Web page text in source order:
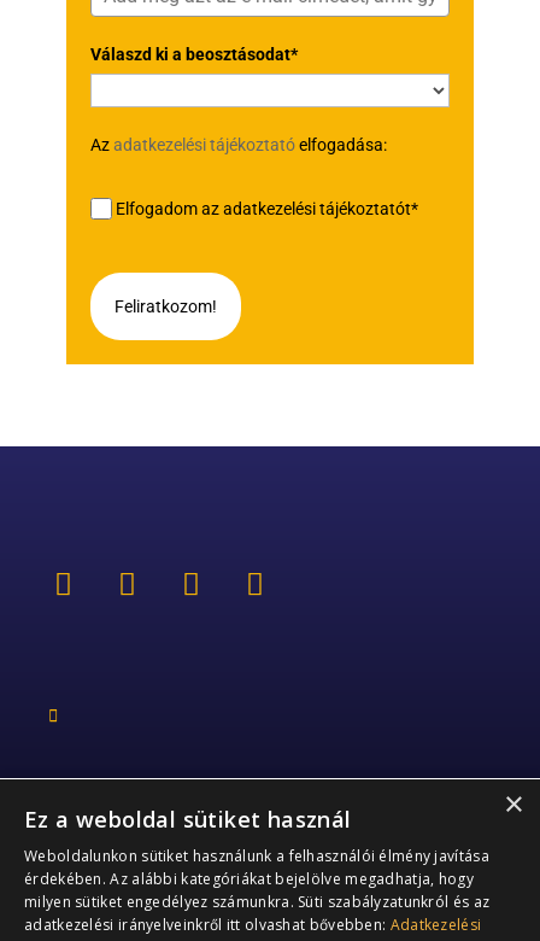
Válaszd ki a beosztásodat*
Azadatkezelési tájékoztatóelfogadása:
Elfogadom az adatkezelési tájékoztatót*
Feliratkozom!
Kapcsolat
+36 70 363 2178
×
Ez a weboldal sütiket használ
Weboldalunkon sütiket használunk a felhasználói élmény javítása
érdekében. Az alábbi kategóriákat bejelölve megadhatja, hogy
milyen sütiket engedélyez számunkra. Süti szabályzatunkról és az
adatkezelési irányelveinkről itt olvashat bővebben: Adatkezelési